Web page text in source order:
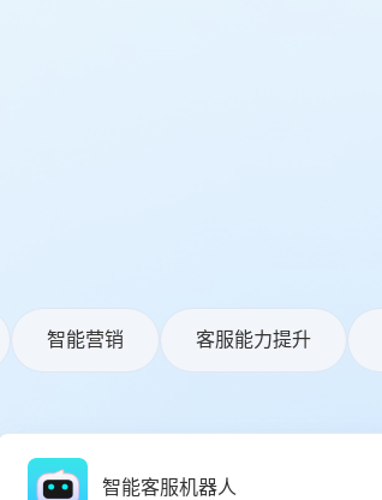
智能营销 客服能力提升
智能客服机器人